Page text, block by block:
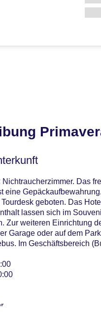
Das
eine
geboten. Das
lassen sich im
Zur weiteren Einrichtung
Garage oder auf dem
Im Geschäftsbereich